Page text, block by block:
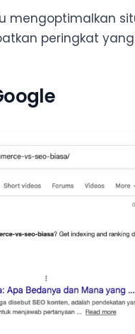
mengoptimalkan
peringkat